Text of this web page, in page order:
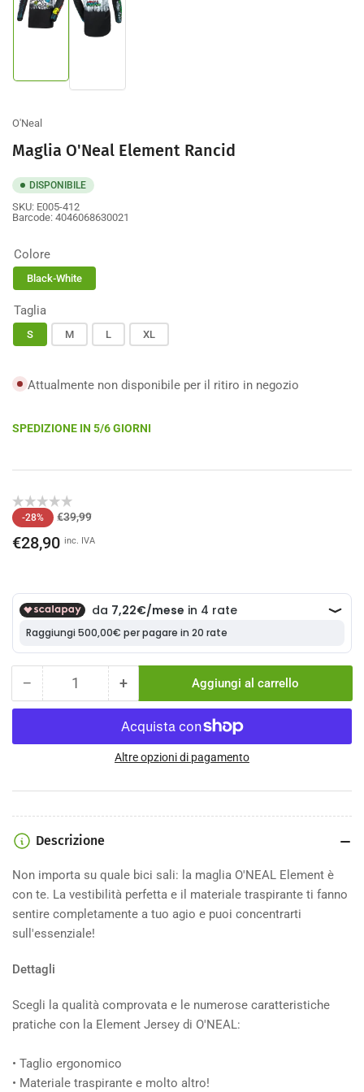
Carica
immagine
galleria
Carica
O'Neal
Maglia O'Neal Element Rancid
DISPONIBILE
SKU: E005-412
Barcode: 4046068630021
Colore
Black-White
Taglia
S M L XL
Attualmente non disponibile per il ritiro in negozio
SPEDIZIONE IN 5/6 GIORNI
Prezzo
di
listino
-28% €39,99Prezzo
scontato
€28,90 inc. IVA
− Diminuisci
la
per
Element
Quantità +Aumenta
la
quantità
per
Maglia
Element
Aggiungi al carrello
Altre opzioni di pagamento
Descrizione
Non importa su quale bici sali: la maglia O'NEAL Element è
con te. La vestibilità perfetta e il materiale traspirante ti fanno
sentire completamente a tuo agio e puoi concentrarti
sull'essenziale!
Dettagli
Scegli la qualità comprovata e le numerose caratteristiche
pratiche con la Element Jersey di O'NEAL:
• Taglio ergonomico
• Materiale traspirante e molto altro!